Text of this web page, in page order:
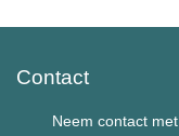
Contact
Neem contact